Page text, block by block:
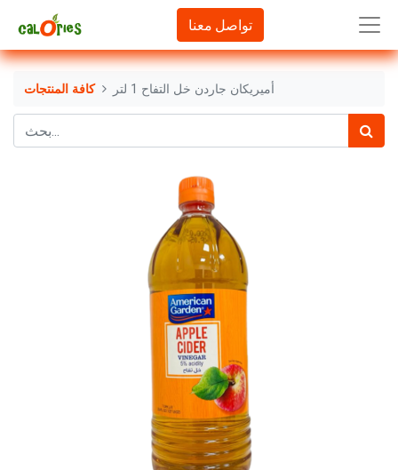
تواصل معنا
كافة المنتجات أميريكان جاردن خل التفاح 1 لتر